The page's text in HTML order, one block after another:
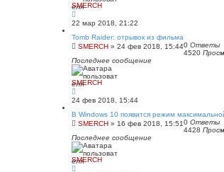
SMERCH
22 мар 2018, 21:22
Tomb Raider: отрывок из фильма
SMERCH » 24 фев 2018, 15:440 Ответы
4520
Последнее сообщение
SMERCH
24 фев 2018, 15:44
В Windows 10 появится режим
SMERCH » 16 фев 2018, 15:510 Ответы
4428
Последнее сообщение
SMERCH